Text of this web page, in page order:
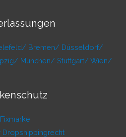
Bremen/ Düsseldorf/
München/ Stuttgart/ Wien/
Fixmarke
Dropshippingrecht